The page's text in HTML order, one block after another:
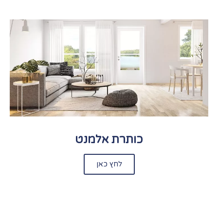
כותרת אלמנט
לחץ כאן